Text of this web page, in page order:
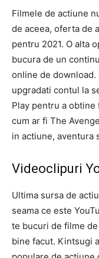
Filmele de actiune
de aceea, oferta de
pentru 2021. O alta
bucura de un
online de download.
upgradati contul la
Play pentru a
cum ar fi The
in actiune, aventura
Videoclipuri
Ultima sursa de
seama ce este
te bucuri de filme
bine facut. Kintsugi